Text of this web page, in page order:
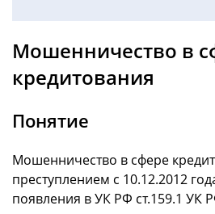
Мошенничество в
кредитования
Понятие
Мошенничество в сфере
преступлением с 10.12.2012
появления в УК РФ ст.159.1 УК